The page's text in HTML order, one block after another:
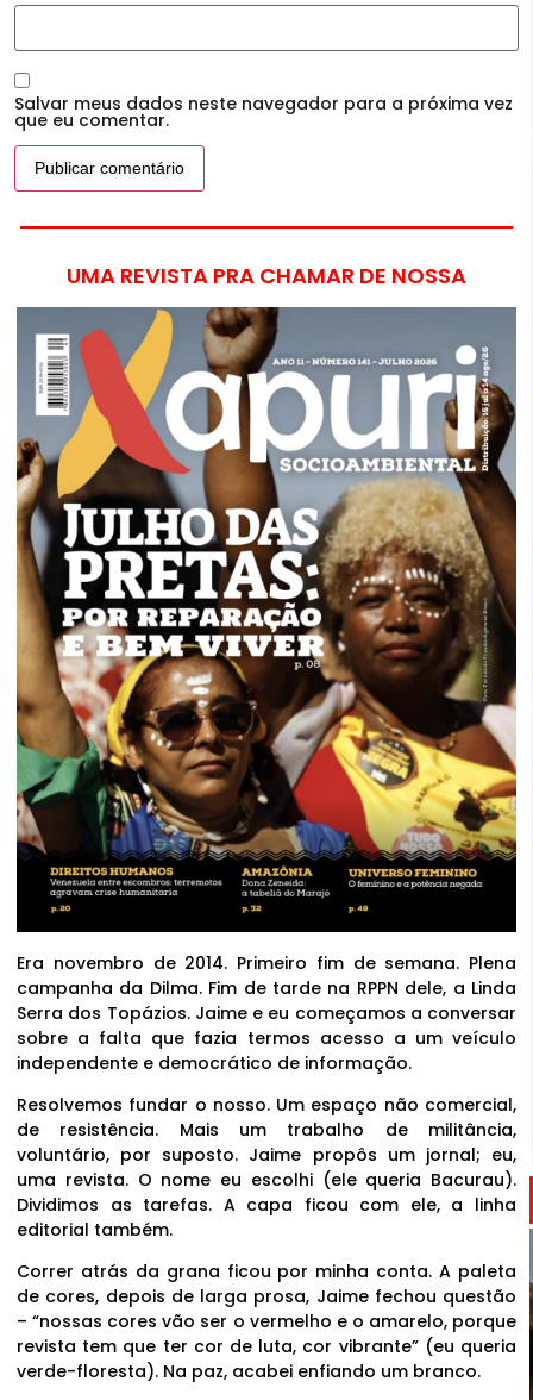
Salvar meus dados neste navegador para a próxima vez
que eu comentar.
UMA REVISTA PRA CHAMAR DE NOSSA
Era novembro de 2014. Primeiro fim de semana. Plena
campanha da Dilma. Fim de tarde na RPPN dele, a Linda
Serra dos Topázios. Jaime e eu começamos a conversar
sobre a falta que fazia termos acesso a um veículo
independente e democrático de informação.
Resolvemos fundar o nosso. Um espaço não comercial,
de resistência. Mais um trabalho de militância,
voluntário, por suposto. Jaime propôs um jornal; eu,
uma revista. O nome eu escolhi (ele queria Bacurau).
Dividimos as tarefas. A capa ficou com ele, a linha
editorial também.
Correr atrás da grana ficou por minha conta. A paleta
de cores, depois de larga prosa, Jaime fechou questão
– “nossas cores vão ser o vermelho e o amarelo, porque
revista tem que ter cor de luta, cor vibrante” (eu queria
verde-floresta). Na paz, acabei enfiando um branco.